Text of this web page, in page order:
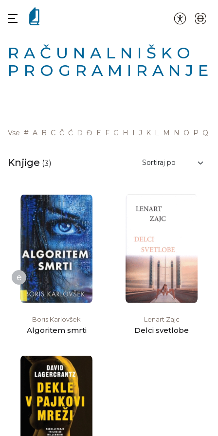
RAČUNALNIŠKO
PROGRAMIRANJE
Vse # A B C Č Ć D Đ E F G H I J K L M N O P Q
Knjige (3)
e
Boris Karlovšek
Algoritem smrti
Lenart Zajc
Delci svetlobe